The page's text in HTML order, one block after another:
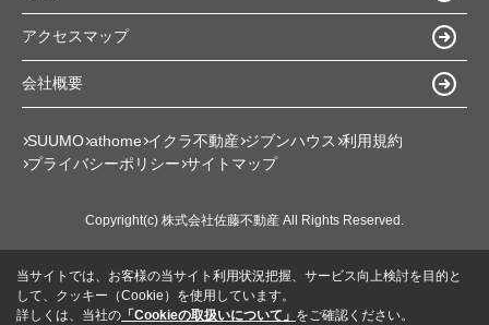
アクセスマップ
会社概要
SUUMO athome イクラ不動産 ジブンハウス 利用規約
プライバシーポリシー サイトマップ
Copyright(c) 株式会社佐藤不動産 All Rights Reserved.
当サイトでは、お客様の当サイト利用状況把握、サービス向上検討を目的と
して、クッキー（Cookie）を使用しています。
詳しくは、当社の 「Cookieの取扱いについて」 をご確認ください。